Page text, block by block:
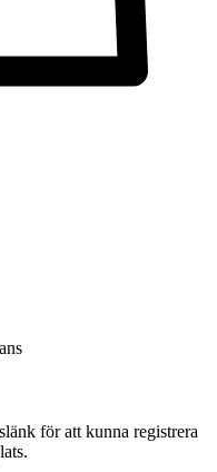
för att kunna registrera